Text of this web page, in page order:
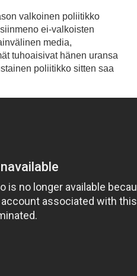
valkoinen poliitikko
ei-valkoisten
media,
tuhoaisivat hänen uransa
poliitikko sitten saa